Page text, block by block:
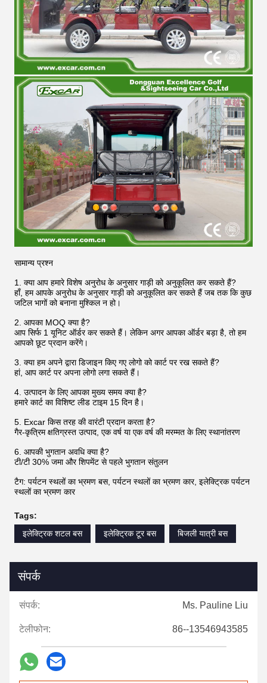
सामान्य प्रश्न
1. क्या आप हमारे विशेष अनुरोध के अनुसार गाड़ी को अनुकूलित कर सकते हैं?
हाँ, हम आपके अनुरोध के अनुसार गाड़ी को अनुकूलित कर सकते हैं जब तक कि कुछ
जटिल भागों को बनाना मुश्किल न हो।
2. आपका MOQ क्या है?
आप सिर्फ 1 यूनिट ऑर्डर कर सकते हैं। लेकिन अगर आपका ऑर्डर बड़ा है, तो हम
आपको छूट प्रदान करेंगे।
3. क्या हम अपने द्वारा डिजाइन किए गए लोगो को कार्ट पर रख सकते हैं?
हां, आप कार्ट पर अपना लोगो लगा सकते हैं।
4. उत्पादन के लिए आपका मुख्य समय क्या है?
हमारे कार्ट का विशिष्ट लीड टाइम 15 दिन है।
5. Excar किस तरह की वारंटी प्रदान करता है?
गैर-कृत्रिम क्षतिग्रस्त उत्पाद, एक वर्ष या एक वर्ष की मरम्मत के लिए स्थानांतरण
6. आपकी भुगतान अवधि क्या है?
टी/टी 30% जमा और शिपमेंट से पहले भुगतान संतुलन
टैग: पर्यटन स्थलों का भ्रमण बस, पर्यटन स्थलों का भ्रमण कार, इलेक्ट्रिक पर्यटन
स्थलों का भ्रमण कार
Tags:
इलेक्ट्रिक शटल बस
इलेक्ट्रिक टूर बस बिजली यात्री बस
संपर्क
संपर्क: Ms. Pauline Liu
टेलीफोन: 86--13546943585